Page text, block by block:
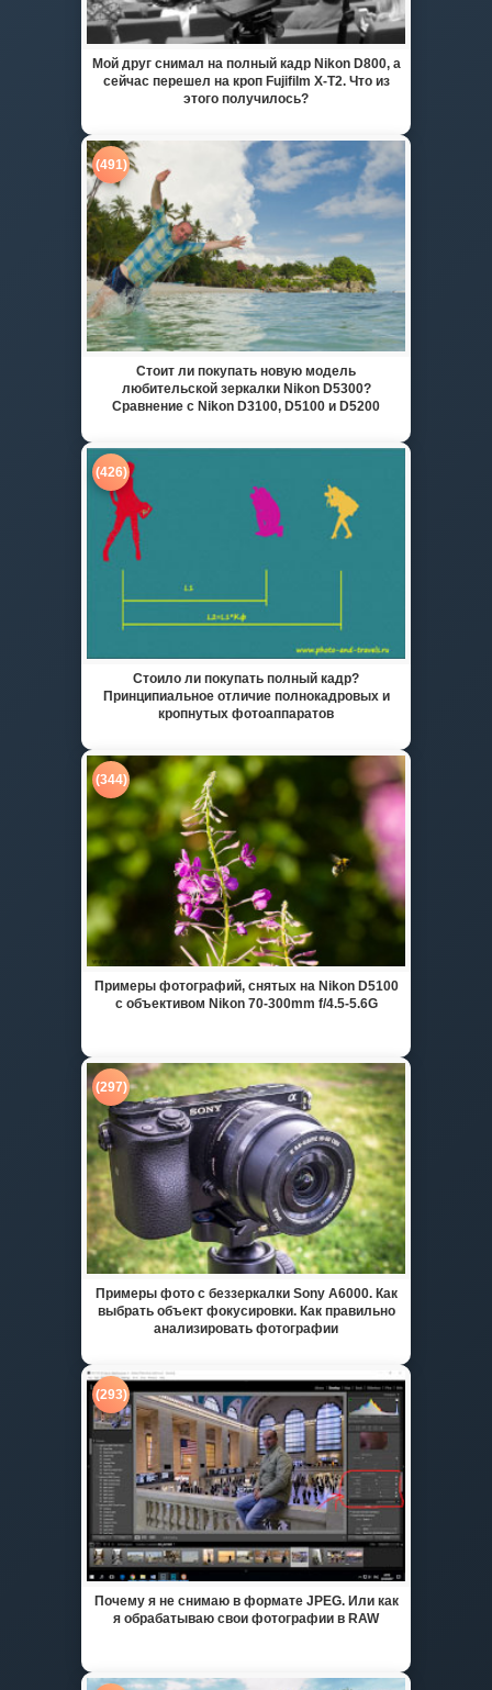
Мой друг снимал на полный кадр Nikon D800, а
сейчас перешел на кроп Fujifilm X-T2. Что из
этого получилось?
(491)
Стоит ли покупать новую модель
любительской зеркалки Nikon D5300?
Сравнение с Nikon D3100, D5100 и D5200
(426)
Стоило ли покупать полный кадр?
Принципиальное отличие полнокадровых и
кропнутых фотоаппаратов
(344)
Примеры фотографий, снятых на Nikon D5100
с объективом Nikon 70-300mm f/4.5-5.6G
(297)
Примеры фото с беззеркалки Sony A6000. Как
выбрать объект фокусировки. Как правильно
анализировать фотографии
(293)
Почему я не снимаю в формате JPEG. Или как
я обрабатываю свои фотографии в RAW